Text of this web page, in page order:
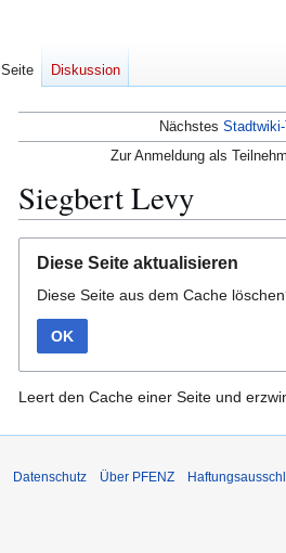
Nächstes
Zur Anmeldung als
Siegbert Levy
Navigation
springen
Suche
springen
Diese Seite aktualisieren
Diese Seite aus dem Cache
OK
Leert den Cache einer Seite und
Seite Diskussion
Datenschutz Über PFENZ